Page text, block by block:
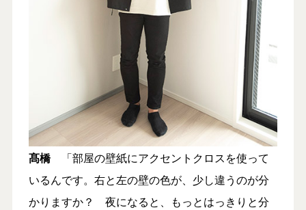
髙橋「部屋の壁紙にアクセントクロスを使って
いるんです。右と左の壁の色が、少し違うのが分
かりますか？ 夜になると、もっとはっきりと分